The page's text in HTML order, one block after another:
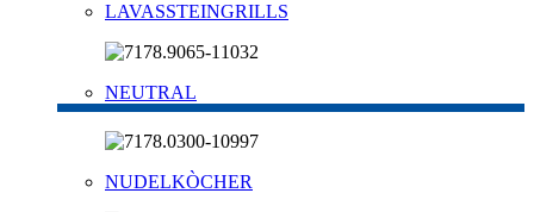
LAVASSTEINGRILLS
NEUTRAL
NUDELKÒCHER